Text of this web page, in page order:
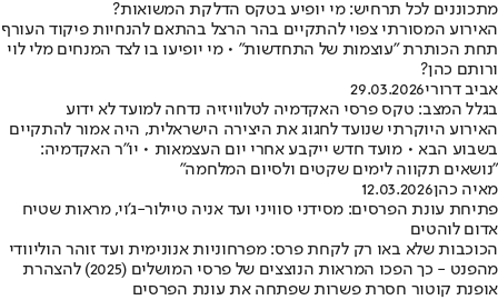
מתכוננים לכל תרחיש: מי יופיע בטקס הדלקת המשואות?
האירוע המסורתי צפוי להתקיים בהר הרצל בהתאם להנחיות פיקוד העורף
תחת הכותרת "עוצמות של התחדשות" • מי יופיעו בו לצד המנחים מלי לוי
ורותם כהן?
אביב דרורי29.03.2026
בגלל המצב: טקס פרסי האקדמיה לטלוויזיה נדחה למועד לא ידוע
האירוע היוקרתי שנועד לחגוג את היצירה הישראלית, היה אמור להתקיים
בשבוע הבא • מועד חדש ייקבע אחרי יום העצמאות • יו"ר האקדמיה:
"נושאים תקווה לימים שקטים ולסיום המלחמה"
מאיה כהן12.03.2026
פתיחת עונת הפרסים: מסידני סוויני ועד אניה טיילור-ג'וי, מראות שטיח
אדום לוהטים
הכוכבות שלא באו רק לקחת פרס: מפרחוניות אנונימית ועד זוהר הוליוודי
מהפנט - כך הפכו המראות הנוצצים של פרסי המושלים (2025) להצהרת
אופנת קוטור חסרת פשרות שפתחה את עונת הפרסים